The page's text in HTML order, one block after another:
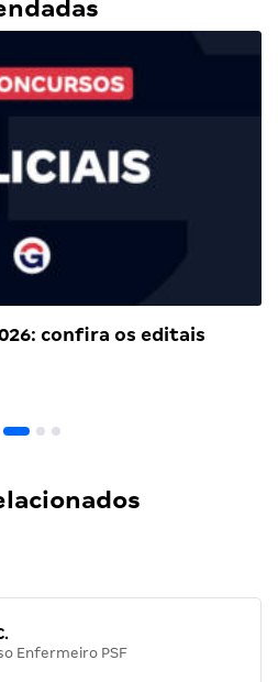
confira os editais
Enfermeiro PSF